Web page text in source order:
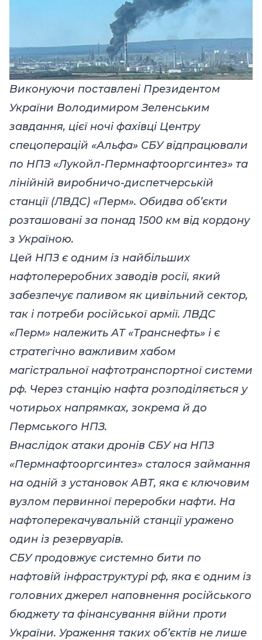
Виконуючи поставлені Президентом
України Володимиром Зеленським
завдання, цієї ночі фахівці Центру
спецоперацій «Альфа» СБУ відпрацювали
по НПЗ «Лукойл-Пермнафтооргсинтез» та
лінійній виробничо-диспетчерській
станції (ЛВДС) «Перм». Обидва об’єкти
розташовані за понад 1500 км від кордону
з Україною.
Цей НПЗ є одним із найбільших
нафтопереробних заводів росії, який
забезпечує паливом як цивільний сектор,
так і потреби російської армії. ЛВДС
«Перм» належить АТ «Транснефть» і є
стратегічно важливим хабом
магістральної нафтотранспортної системи
рф. Через станцію нафта розподіляється у
чотирьох напрямках, зокрема й до
Пермського НПЗ.
Внаслідок атаки дронів СБУ на НПЗ
«Пермнафтооргсинтез» сталося займання
на одній з установок АВТ, яка є ключовим
вузлом первинної переробки нафти. На
нафтоперекачувальній станції уражено
один із резервуарів.
СБУ продовжує системно бити по
нафтовій інфраструктурі рф, яка є одним із
головних джерел наповнення російського
бюджету та фінансування війни проти
України. Ураження таких об’єктів не лише